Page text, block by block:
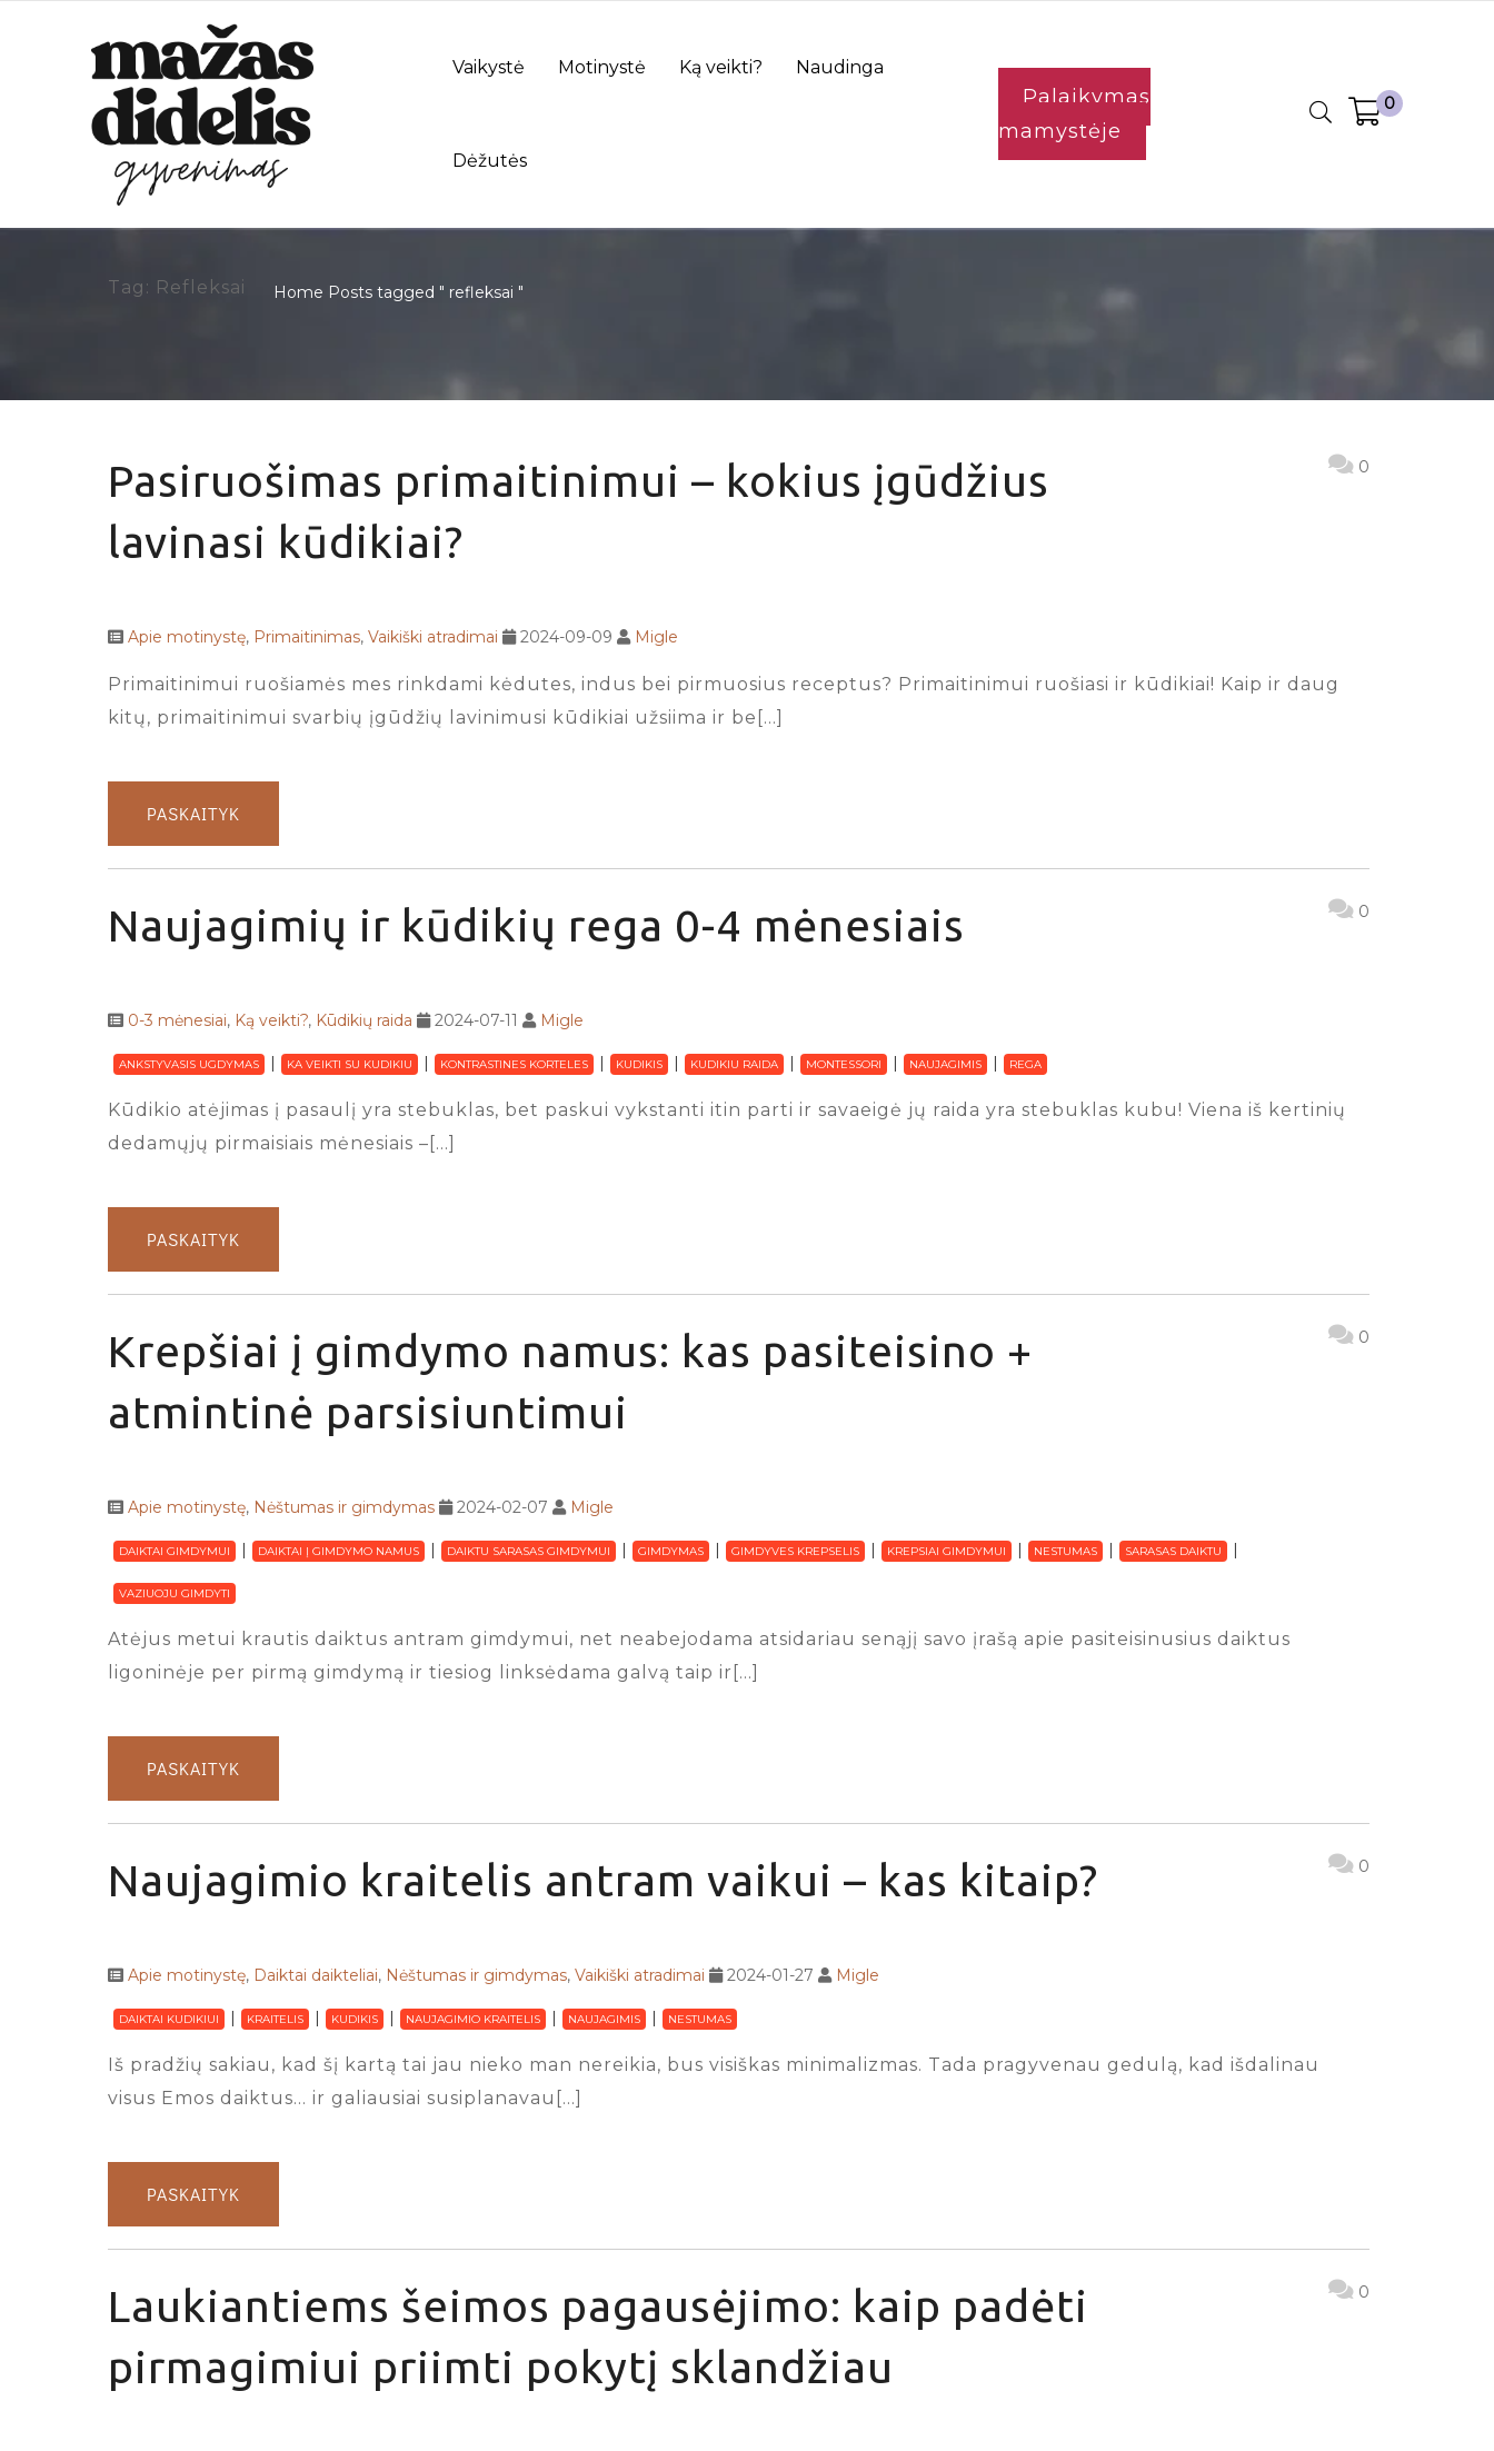
Vaikystė Motinystė Ką veikti? Naudinga
Dėžutės
Palaikymas
mamystėje
0
Tag: Refleksai Home Posts tagged " refleksai "
Pasiruošimas primaitinimui – kokius įgūdžius
lavinasi kūdikiai?
0
Apie motinystę, Primaitinimas, Vaikiški atradimai 2024-09-09 Migle
Primaitinimui ruošiamės mes rinkdami kėdutes, indus bei pirmuosius receptus? Primaitinimui ruošiasi ir kūdikiai! Kaip ir daug
kitų, primaitinimui svarbių įgūdžių lavinimusi kūdikiai užsiima ir be[…]
PASKAITYK
Naujagimių ir kūdikių rega 0-4 mėnesiais 0
0-3 mėnesiai, Ką veikti?, Kūdikių raida 2024-07-11 Migle
ANKSTYVASIS UGDYMAS KA VEIKTI SU KUDIKIU KONTRASTINES KORTELES KUDIKIS KUDIKIU RAIDA MONTESSORI NAUJAGIMIS REGA
Kūdikio atėjimas į pasaulį yra stebuklas, bet paskui vykstanti itin parti ir savaeigė jų raida yra stebuklas kubu! Viena iš kertinių
dedamųjų pirmaisiais mėnesiais –[…]
PASKAITYK
Krepšiai į gimdymo namus: kas pasiteisino +
atmintinė parsisiuntimui
0
Apie motinystę, Nėštumas ir gimdymas 2024-02-07 Migle
DAIKTAI GIMDYMUI DAIKTAI Į GIMDYMO NAMUS DAIKTU SARASAS GIMDYMUI GIMDYMAS GIMDYVES KREPSELIS KREPSIAI GIMDYMUI NESTUMAS SARASAS DAIKTU
VAZIUOJU GIMDYTI
Atėjus metui krautis daiktus antram gimdymui, net neabejodama atsidariau senąjį savo įrašą apie pasiteisinusius daiktus
ligoninėje per pirmą gimdymą ir tiesiog linksėdama galvą taip ir[…]
PASKAITYK
Naujagimio kraitelis antram vaikui – kas kitaip? 0
Apie motinystę, Daiktai daikteliai, Nėštumas ir gimdymas, Vaikiški atradimai 2024-01-27 Migle
DAIKTAI KUDIKIUI KRAITELIS KUDIKIS NAUJAGIMIO KRAITELIS NAUJAGIMIS NESTUMAS
Iš pradžių sakiau, kad šį kartą tai jau nieko man nereikia, bus visiškas minimalizmas. Tada pragyvenau gedulą, kad išdalinau
visus Emos daiktus… ir galiausiai susiplanavau[…]
PASKAITYK
Laukiantiems šeimos pagausėjimo: kaip padėti
pirmagimiui priimti pokytį sklandžiau
0